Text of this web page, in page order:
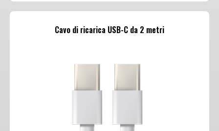
Cavo di ricarica USB-C da 2 metri